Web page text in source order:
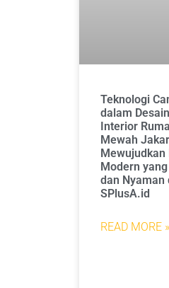
Teknologi
dalam Desain
Interior
Mewah
Mewujudkan
Modern
dan Nyaman
SPlusA.id
READ MORE »